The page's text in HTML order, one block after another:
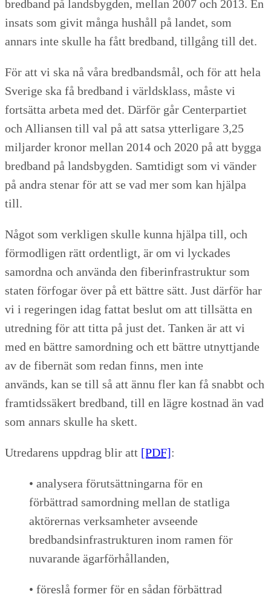
bredband på landsbygden, mellan 2007 och 2013. En
insats som givit många hushåll på landet, som
annars inte skulle ha fått bredband, tillgång till det.
För att vi ska nå våra bredbandsmål, och för att hela
Sverige ska få bredband i världsklass, måste vi
fortsätta arbeta med det. Därför går Centerpartiet
och Alliansen till val på att satsa ytterligare 3,25
miljarder kronor mellan 2014 och 2020 på att bygga
bredband på landsbygden. Samtidigt som vi vänder
på andra stenar för att se vad mer som kan hjälpa
till.
Något som verkligen skulle kunna hjälpa till, och
förmodligen rätt ordentligt, är om vi lyckades
samordna och använda den fiberinfrastruktur som
staten förfogar över på ett bättre sätt. Just därför har
vi i regeringen idag fattat beslut om att tillsätta en
utredning för att titta på just det. Tanken är att vi
med en bättre samordning och ett bättre utnyttjande
av de fibernät som redan finns, men inte
används, kan se till så att ännu fler kan få snabbt och
framtidssäkert bredband, till en lägre kostnad än vad
som annars skulle ha skett.
Utredarens uppdrag blir att [PDF]:
• analysera förutsättningarna för en
förbättrad samordning mellan de statliga
aktörernas verksamheter avseende
bredbandsinfrastrukturen inom ramen för
nuvarande ägarförhållanden,
• föreslå former för en sådan förbättrad